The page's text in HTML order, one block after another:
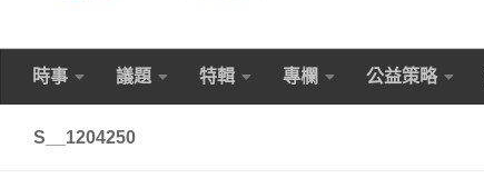
時事 議題 特輯 專欄 公益策略
S__1204250